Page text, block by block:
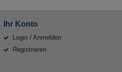
Ihr Konto
Login / Anmelden
Registrieren